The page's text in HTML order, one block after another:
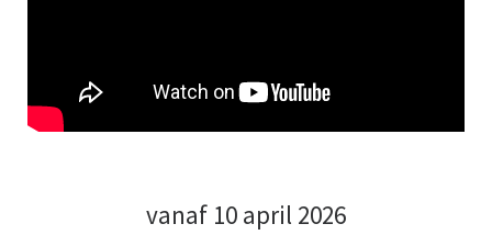
vanaf 10 april 2026